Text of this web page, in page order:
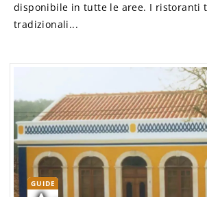
disponibile in tutte le aree. I ristoranti
tradizionali...
GUIDE